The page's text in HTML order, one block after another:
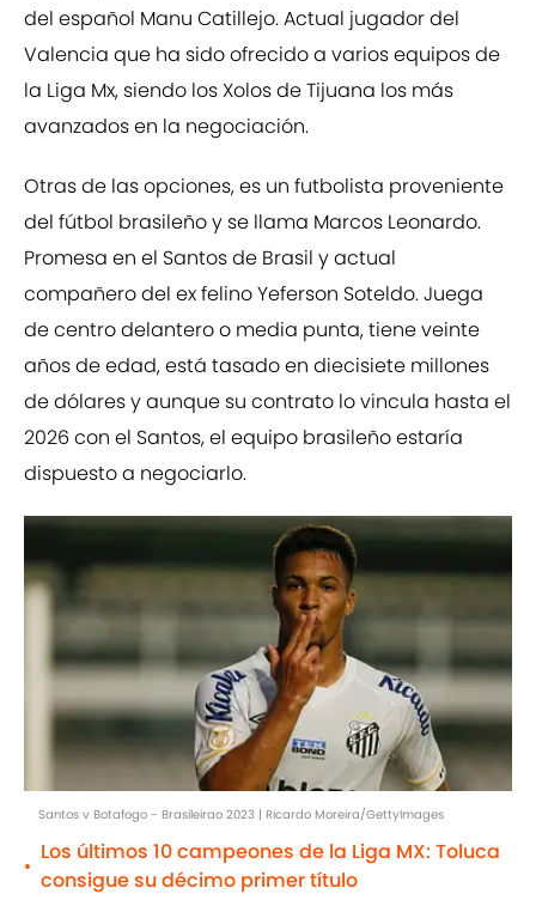
del español Manu Catillejo. Actual jugador del
Valencia que ha sido ofrecido a varios equipos de
la Liga Mx, siendo los Xolos de Tijuana los más
avanzados en la negociación.
Otras de las opciones, es un futbolista proveniente
del fútbol brasileño y se llama Marcos Leonardo.
Promesa en el Santos de Brasil y actual
compañero del ex felino Yeferson Soteldo. Juega
de centro delantero o media punta, tiene veinte
años de edad, está tasado en diecisiete millones
de dólares y aunque su contrato lo vincula hasta el
2026 con el Santos, el equipo brasileño estaría
dispuesto a negociarlo.
Santos v Botafogo - Brasileirao 2023 | Ricardo Moreira/GettyImages
•
Los últimos 10 campeones de la Liga MX: Toluca
consigue su décimo primer título